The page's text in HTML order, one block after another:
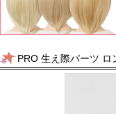
PRO 生え際パーツ ロ